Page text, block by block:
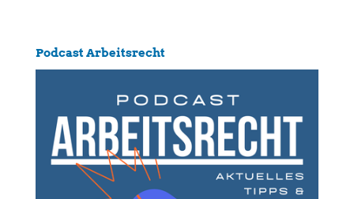
Podcast Arbeitsrecht